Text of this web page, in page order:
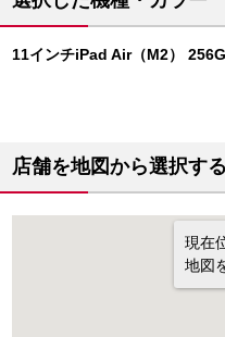
11インチiPad Air（M2）
店舗を地図から選択する
現在
地図